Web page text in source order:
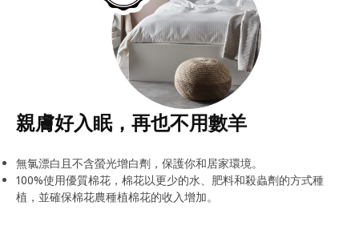
親膚好入眠，再也不用數羊
無氯漂白且不含螢光增白劑，保護你和居家環境。
100%使用優質棉花，棉花以更少的水、肥料和殺蟲劑的方式種
植，並確保棉花農種植棉花的收入增加。